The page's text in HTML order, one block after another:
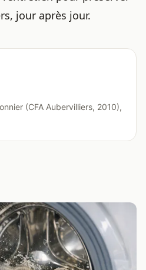
jour après jour.
(CFA Aubervilliers, 2010),